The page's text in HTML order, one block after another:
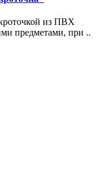
из ПВХ
предметами, при ..